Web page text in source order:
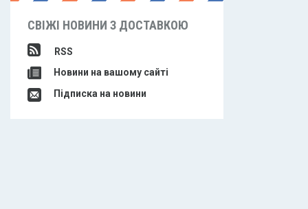
СВІЖІ НОВИНИ З ДОСТАВКОЮ
RSS
Новини на вашому сайті
Підписка на новини